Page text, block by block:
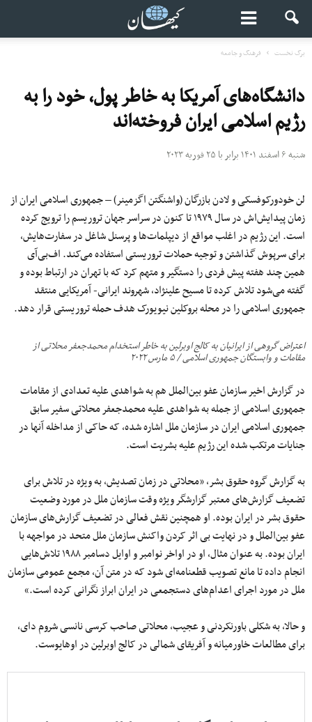
برگ نخست فرهنگ و جامعه
دانشگاه‌های آمریکا به خاطر پول، خود را به
رژیم اسلامی ایران فروخته‌اند
شنبه ۶ اسفند ۱۴۰۱ برابر با ۲۵ فوریه ۲۰۲۳
لن خودورکوفسکی و لادن بازرگان (واشنگتن اگزمینر) – جمهوری اسلامی ایران از
زمان پیدایش‌اش در سال ۱۹۷۹ تا کنون در سراسر جهان تروریسم را ترویج کرده
است. این رژیم در اغلب مواقع از دیپلمات‌ها و پرسنل شاغل در سفارت‌هایش،
برای سرپوش گذاشتن و توجیه حملات تروریستی‌ استفاده می‌کند. اف‌بی‌آی
همین چند هفته پیش فردی را دستگیر و متهم کرد که با تهران در ارتباط بوده و
گفته می‌شود تلاش کرده تا مسیح علینژاد، شهروند ایرانی- آمریکایی منتقد
جمهوری‌ اسلامی را در محله بروکلین نیویورک هدف حمله تروریستی قرار دهد.
اعتراض گروهی از ایرانیان به کالج اوبرلین به خاطر استخدام محمدجعفر محلاتی از
مقامات و وابستگان جمهوری اسلامی / ۵ مارس ۲۰۲۲
در گزارش اخیر سازمان عفو بین‌الملل هم به شواهدی علیه تعدادی از مقامات
جمهوری اسلامی از جمله به شواهدی علیه محمدجعفر محلاتی سفیر سابق
جمهوری اسلامی ایران در سازمان ملل اشاره شده، که حاکی از مداخله آنها در
جنایات مرتکب شده این رژیم علیه بشریت است.
به گزارش گروه حقوق بشر، «محلاتی در زمان تصدیش، به ویژه در تلاش برای
تضعیف گزارش‌های معتبر گزارشگر ویژه وقت سازمان ملل در مورد وضعیت
حقوق بشر در ایران بوده. او همچنین نقش فعالی در تضعیف گزارش‌های سازمان
عفو بین‌الملل و در نهایت بی ‌اثر کردن واکنش سازمان ملل متحد در مواجهه با
ایران بوده. به عنوان مثال، او در اواخر نوامبر و اوایل دسامبر ۱۹۸۸ تلاش‌هایی
انجام داده تا مانع تصویب قطعنامه‌ای شود که در متن آن، مجمع عمومی سازمان
ملل در مورد اجرای اعدام‌های دستجمعی در ایران ابراز نگرانی کرده است.»
و حالا، به شکلی باورنکردنی و عجیب، محلاتی صاحب کرسی نانسی شروم دای،
برای مطالعات خاورمیانه و آفریقای شمالی در کالج اوبرلین در اوهایوست.